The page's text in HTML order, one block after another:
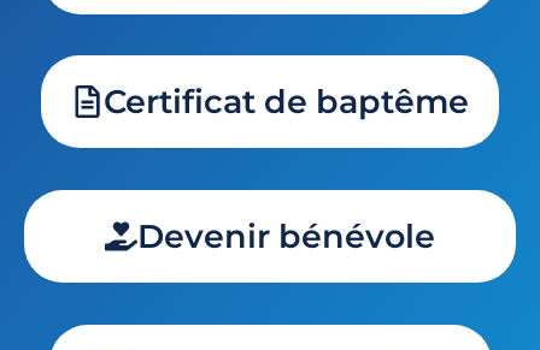
Certificat de baptême
Devenir bénévole